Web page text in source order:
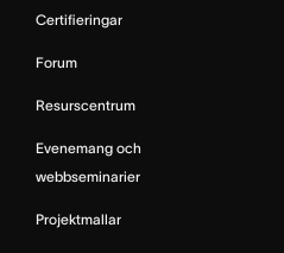
Certifieringar
Forum
Resurscentrum
Evenemang och
webbseminarier
Projektmallar